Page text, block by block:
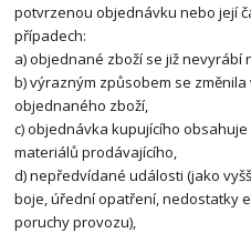
potvrzenou objednávku nebo její
případech:
a) objednané zboží se již
b) výrazným způsobem se
objednaného zboží,
c) objednávka kupujícího
materiálů prodávajícího,
d) nepředvídané události (jako
boje, úřední opatření, nedostatky
poruchy provozu),